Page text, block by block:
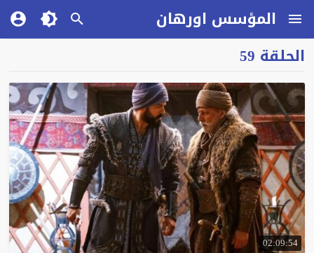
المؤسس اورهان
الحلقة 59
02:09:54